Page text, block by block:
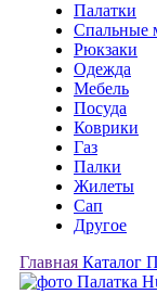
Палатки
Спальные
Рюкзаки
Одежда
Мебель
Посуда
Коврики
Газ
Палки
Жилеты
Сап
Другое
Главная Каталог